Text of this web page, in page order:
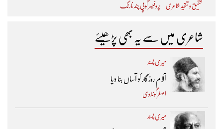
تحقیق و تنقید شاعری پروفیسر گوپی چند نارنگ
شاعری میں سے یہ بھی پڑھیئے
میری پسند
آلام روزگار کو آساں بنا دیا
اصغر گونڈوی
میری پسند